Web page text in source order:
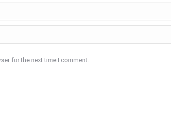
for the next time I comment.